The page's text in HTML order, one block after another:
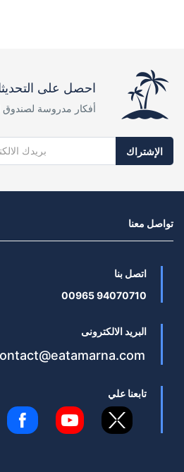
احصل على
أفكار مدروسة لصندوق
الإشتراك
تواصل معنا
اتصل بنا
94070710 00965
البريد الالكترونى
تابعنا علي